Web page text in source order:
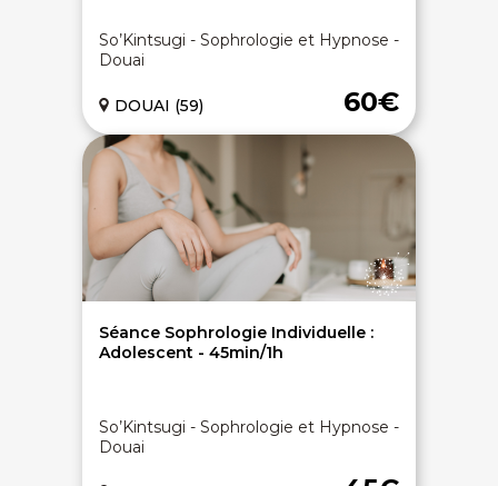
So’Kintsugi - Sophrologie et Hypnose -
Douai
60€
DOUAI (59)
Séance Sophrologie Individuelle :
Adolescent - 45min/1h
So’Kintsugi - Sophrologie et Hypnose -
Douai